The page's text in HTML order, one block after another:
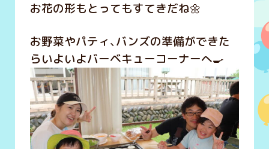
お花の形もとってもすてきだね🌼
お野菜やパティ、バンズの準備ができた
らいよいよバーベキューコーナーへ🍳